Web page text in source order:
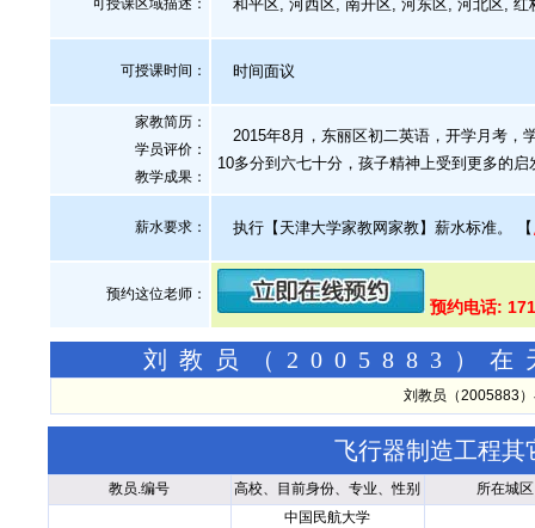
可授课区域描述： 和平区, 河西区, 南开区, 河东区, 河北区, 红
可授课时间： 时间面议
家教简历：
学员评价：
教学成果：
2015年8月，东丽区初二英语，开学月考，
10多分到六七十分，孩子精神上受到更多的启
薪水要求： 执行【天津大学家教网家教】薪水标准。 【
预约这位老师：
预约电话:
刘教员（2005883）在
刘教员（2005883
飞行器制造工程其
教员.编号 高校、目前身份、专业、性别 所在城区
中国民航大学